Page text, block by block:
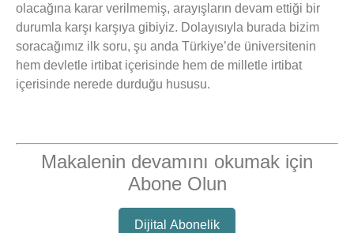
olacağına karar verilmemiş, arayışların devam ettiği bir
durumla karşı karşıya gibiyiz. Dolayısıyla burada bizim
soracağımız ilk soru, şu anda Türkiye’de üniversitenin
hem devletle irtibat içerisinde hem de milletle irtibat
içerisinde nerede durduğu hususu.
Makalenin devamını okumak için
Abone Olun
Dijital Abonelik